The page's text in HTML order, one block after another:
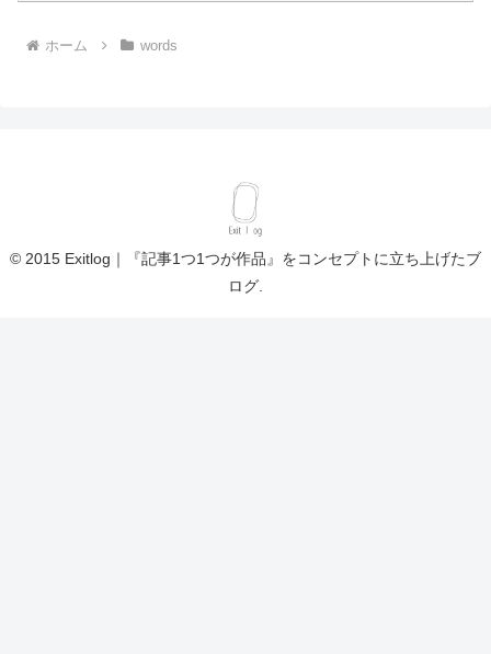
ホーム words
© 2015 Exitlog｜『記事1つ1つが作品』をコンセプトに立ち上げたブ
ログ.